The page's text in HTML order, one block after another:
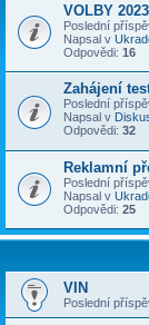
VOLBY
Poslední
Napsal v
Odpovědi: 16
Zahájení
Poslední
Napsal v
Odpovědi: 32
Reklamní
Poslední
Napsal v
Odpovědi: 25
VIN
Poslední